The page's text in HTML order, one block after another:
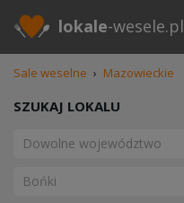
lokale-wesele.pl
Sale weselne › Mazowieckie
SZUKAJ LOKALU